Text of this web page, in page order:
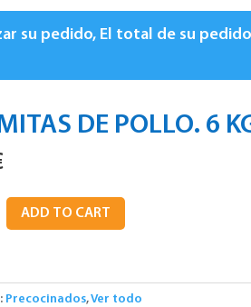
su pedido, El total de su
DE POLLO. 6
ADD TO CART
Precocinados,Ver todo